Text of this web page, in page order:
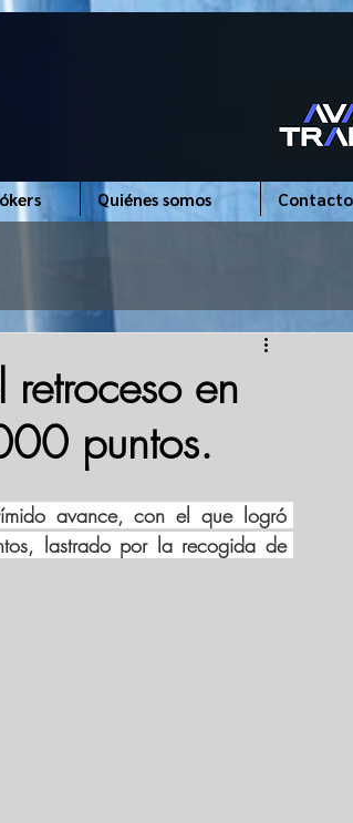
Quiénes somos Contacto
en
puntos.
avance, con el que logró
lastrado por la recogida de